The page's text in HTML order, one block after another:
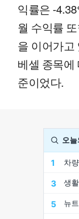
익률은 -
월 수익률
을 이어가고
베셀 종목에
준이었다.